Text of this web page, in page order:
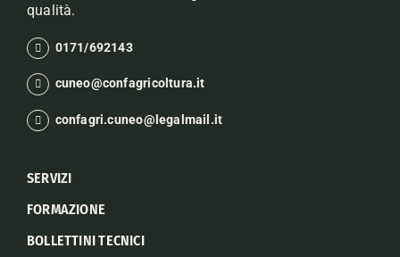
qualità.
0171/692143
cuneo@confagricoltura.it
confagri.cuneo@legalmail.it
SERVIZI
FORMAZIONE
BOLLETTINI TECNICI